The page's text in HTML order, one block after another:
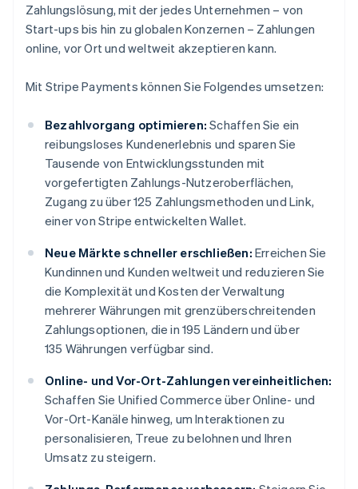
Zahlungslösung, mit der jedes Unternehmen – von
Start-ups bis hin zu globalen Konzernen – Zahlungen
online, vor Ort und weltweit akzeptieren kann.
Mit Stripe Payments können Sie Folgendes umsetzen:
Bezahlvorgang optimieren: Schaffen Sie ein
reibungsloses Kundenerlebnis und sparen Sie
Tausende von Entwicklungsstunden mit
vorgefertigten Zahlungs-Nutzeroberflächen,
Zugang zu über 125 Zahlungsmethoden und Link,
einer von Stripe entwickelten Wallet.
Neue Märkte schneller erschließen: Erreichen Sie
Kundinnen und Kunden weltweit und reduzieren Sie
die Komplexität und Kosten der Verwaltung
mehrerer Währungen mit grenzüberschreitenden
Zahlungsoptionen, die in 195 Ländern und über
135 Währungen verfügbar sind.
Online- und Vor-Ort-Zahlungen vereinheitlichen:
Schaffen Sie Unified Commerce über Online- und
Vor-Ort-Kanäle hinweg, um Interaktionen zu
personalisieren, Treue zu belohnen und Ihren
Umsatz zu steigern.